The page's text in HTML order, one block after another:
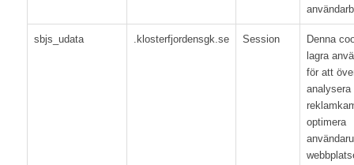
sbjs_udata .klosterfjordensgk.se Session
Denna
lagra
för att
optimera